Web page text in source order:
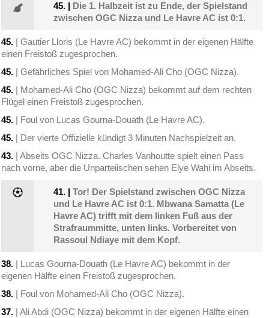
45. | Die 1. Halbzeit ist zu Ende, der Spielstand
zwischen OGC Nizza und Le Havre AC ist 0:1.
45. | Gautier Lloris (Le Havre AC) bekommt in der eigenen Hälfte
einen Freistoß zugesprochen.
45. | Gefährliches Spiel von Mohamed-Ali Cho (OGC Nizza).
45. | Mohamed-Ali Cho (OGC Nizza) bekommt auf dem rechten
Flügel einen Freistoß zugesprochen.
45. | Foul von Lucas Gourna-Douath (Le Havre AC).
45. | Der vierte Offizielle kündigt 3 Minuten Nachspielzeit an.
43. | Abseits OGC Nizza. Charles Vanhoutte spielt einen Pass
nach vorne, aber die Unparteiischen sehen Elye Wahi im Abseits.
41. |Tor! Der Spielstand zwischen OGC Nizza
und Le Havre AC ist 0:1. Mbwana Samatta (Le
Havre AC) trifft mit dem linken Fuß aus der
Strafraummitte, unten links. Vorbereitet von
Rassoul Ndiaye mit dem Kopf.
38. | Lucas Gourna-Douath (Le Havre AC) bekommt in der
eigenen Hälfte einen Freistoß zugesprochen.
38. | Foul von Mohamed-Ali Cho (OGC Nizza).
37. | Ali Abdi (OGC Nizza) bekommt in der eigenen Hälfte einen